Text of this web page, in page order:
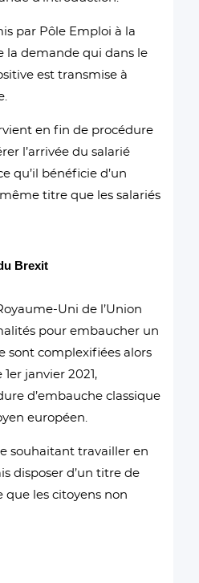
par Pôle Emploi à la
la demande qui dans le
est transmise à
en fin de procédure
l’arrivée du salarié
qu’il bénéficie d’un
titre que les salariés
Brexit
Uni de l’Union
pour embaucher un
sont complexifiées alors
janvier 2021,
d’embauche classique
européen.
souhaitant travailler en
disposer d’un titre de
les citoyens non